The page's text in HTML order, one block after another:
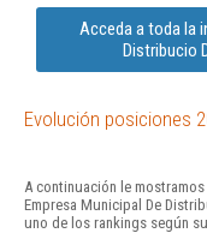
Acceda a toda la
Distribucio
Evolución posiciones
A continuación le
Empresa Municipal De
uno de los rankings según